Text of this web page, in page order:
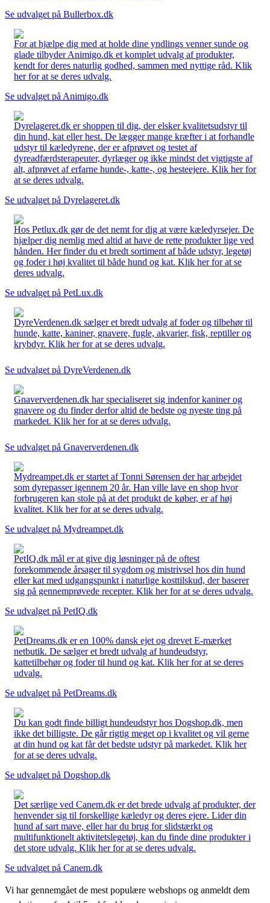
Se udvalget på Bullerbox.dk
For at hjælpe dig med at holde dine yndlings venner sunde og
glade tilbyder Animigo.dk et komplet udvalg af produkter,
kendt for deres naturlig godhed, sammen med nyttige råd. Klik
her for at se deres udvalg.
Se udvalget på Animigo.dk
Dyrelageret.dk er shoppen til dig, der elsker kvalitetsudstyr til
din hund, kat eller hest. De lægger mange kræfter i at forhandle
udstyr til kæledyrene, der er afprøvet og testet af
dyreadfærdsterapeuter, dyrlæger og ikke mindst det vigtigste af
alt, afprøvet af erfarne hunde-, katte-, og hesteejere. Klik her for
at se deres udvalg.
Se udvalget på Dyrelageret.dk
Hos Petlux.dk gør de det nemt for dig at være kæledyrsejer. De
hjælper dig nemlig med altid at have de rette produkter lige ved
hånden. Her finder du et bredt sortiment af både udstyr, legetøj
og foder i høj kvalitet til både hund og kat. Klik her for at se
deres udvalg.
Se udvalget på PetLux.dk
DyreVerdenen.dk sælger et bredt udvalg af foder og tilbehør til
hunde, katte, kaniner, gnavere, fugle, akvarier, fisk, reptiller og
krybdyr. Klik her for at se deres udvalg.
Se udvalget på DyreVerdenen.dk
Gnaververdenen.dk har specialiseret sig indenfor kaniner og
gnavere og du finder derfor altid de bedste og nyeste ting på
markedet. Klik her for at se deres udvalg.
Se udvalget på Gnaververdenen.dk
Mydreampet.dk er startet af Tonni Sørensen der har arbejdet
som dyrepasser igennem 20 år. Han ville lave en shop hvor
forbrugeren kan stole på at det produkt de køber, er af høj
kvalitet. Klik her for at se deres udvalg.
Se udvalget på Mydreampet.dk
PetIQ.dk mål er at give dig løsninger på de oftest
forekommende årsager til sygdom og mistrivsel hos din hund
eller kat med udgangspunkt i naturlige kosttilskud, der baserer
sig på gennemprøvede recepter. Klik her for at se deres udvalg.
Se udvalget på PetIQ.dk
PetDreams.dk er en 100% dansk ejet og drevet E-mærket
netbutik. De sælger et bredt udvalg af hundeudstyr,
kattetilbehør og foder til hund og kat. Klik her for at se deres
udvalg.
Se udvalget på PetDreams.dk
Du kan godt finde billigt hundeudstyr hos Dogshop.dk, men
ikke det billigste. De går rigtig meget op i kvalitet og vil gerne
at din hund og kat får det bedste udstyr på markedet. Klik her
for at se deres udvalg.
Se udvalget på Dogshop.dk
Det særlige ved Canem.dk er det brede udvalg af produkter, der
henvender sig til forskellige kæledyr og deres ejere. Lider din
hund af sart mave, eller har du brug for slidstærkt og
multifunktionelt aktivitetslegetøj, kan du finde dine produkter i
det store udvalg. Klik her for at se deres udvalg.
Se udvalget på Canem.dk
Vi har gennemgået de mest populære webshops og anmeldt dem